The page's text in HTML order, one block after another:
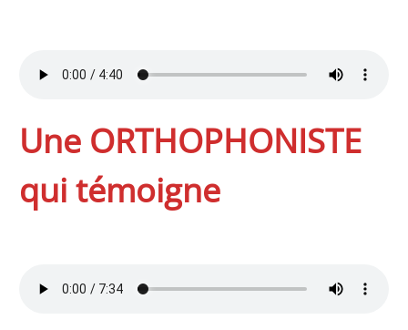
Une ORTHOPHONISTE
qui témoigne